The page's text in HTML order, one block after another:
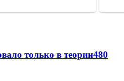
только в теории480